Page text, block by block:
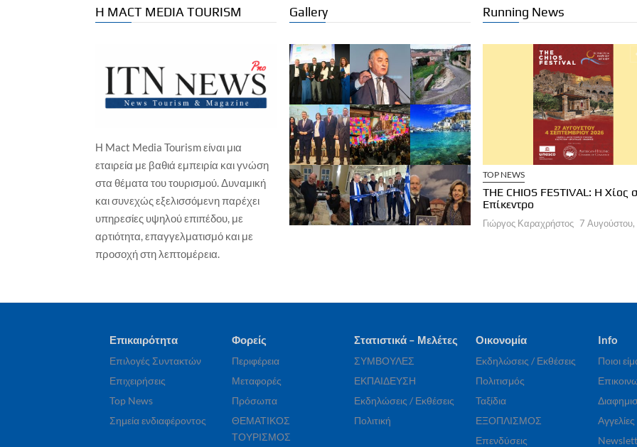
Η MACT MEDIA TOURISM
Η Mact Media Tourism είναι μια
εταιρεία με βαθιά εμπειρία και γνώση
στα θέματα του τουρισμού. Δυναμική
και συνεχώς εξελισσόμενη παρέχει
υπηρεσίες υψηλού επιπέδου, με
αρτιότητα, επαγγελματισμό και με
προσοχή στη λεπτομέρεια.
Gallery Running News
ΕΠΙΧΕΙΡΗΣΕΙΣ ΞΕΝΟΔΟΧΕΙΑ
Wyndham Hotels & Resorts – Νέο
TRYP by Wyndham στη Χάγη, σε
ιστορικό παραθαλάσσιο
ξενοδοχείο
Γιώργος Καραχρήστος 7 Αυγούστου, 2026
ΕΠΙΧΕΙΡΗΣΕΙΣ ΞΕΝΟΔΟΧΕΙΑ
Isla Brown Corinthia: Αποδράσεις &
Γαστρονομία
Γιώργος Καραχρήστος 7 Αυγούστου, 2026
TOP NEWS
THE CHIOS FESTIVAL: Η Χίος
Επίκεντρο
Γιώργος Καραχρήστος 7
Επικαιρότητα
Επιλογές Συντακτών
Επιχειρήσεις
Top News
Σημεία ενδιαφέροντος
Φορείς
Περιφέρεια
Μεταφορές
Πρόσωπα
ΘΕΜΑΤΙΚΟΣ
ΤΟΥΡΙΣΜΟΣ
Στατιστικά – Μελέτες
ΣΥΜΒΟΥΛΕΣ
ΕΚΠΑΙΔΕΥΣΗ
Εκδηλώσεις / Εκθέσεις
Πολιτική
Οικονομία
Εκδηλώσεις / Εκθέσεις
Πολιτισμός
Ταξίδια
ΕΞΟΠΛΙΣΜΟΣ
Επενδύσεις
Info
Ποιοι
Αγγελίες